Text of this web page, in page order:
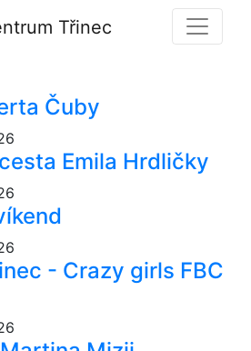
Čuby
Emila Hrdličky
- Crazy girls FBC